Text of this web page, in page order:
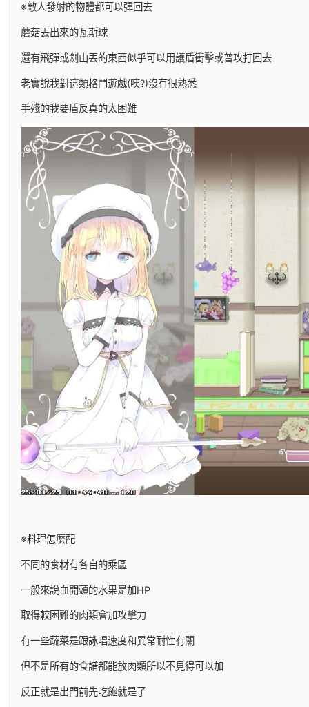
※敵人發射的物體都可以彈回去
蘑菇丟出來的瓦斯球
還有飛彈或劍山丟的東西似乎可以用護盾衝擊或普攻打回去
老實說我對這類格鬥遊戲(咦?)沒有很熟悉
手殘的我要盾反真的太困難
※料理怎麼配
不同的食材有各自的乘區
一般來說血開頭的水果是加HP
取得較困難的肉類會加攻擊力
有一些蔬菜是跟詠唱速度和異常耐性有關
但不是所有的食譜都能放肉類所以不見得可以加
反正就是出門前先吃飽就是了